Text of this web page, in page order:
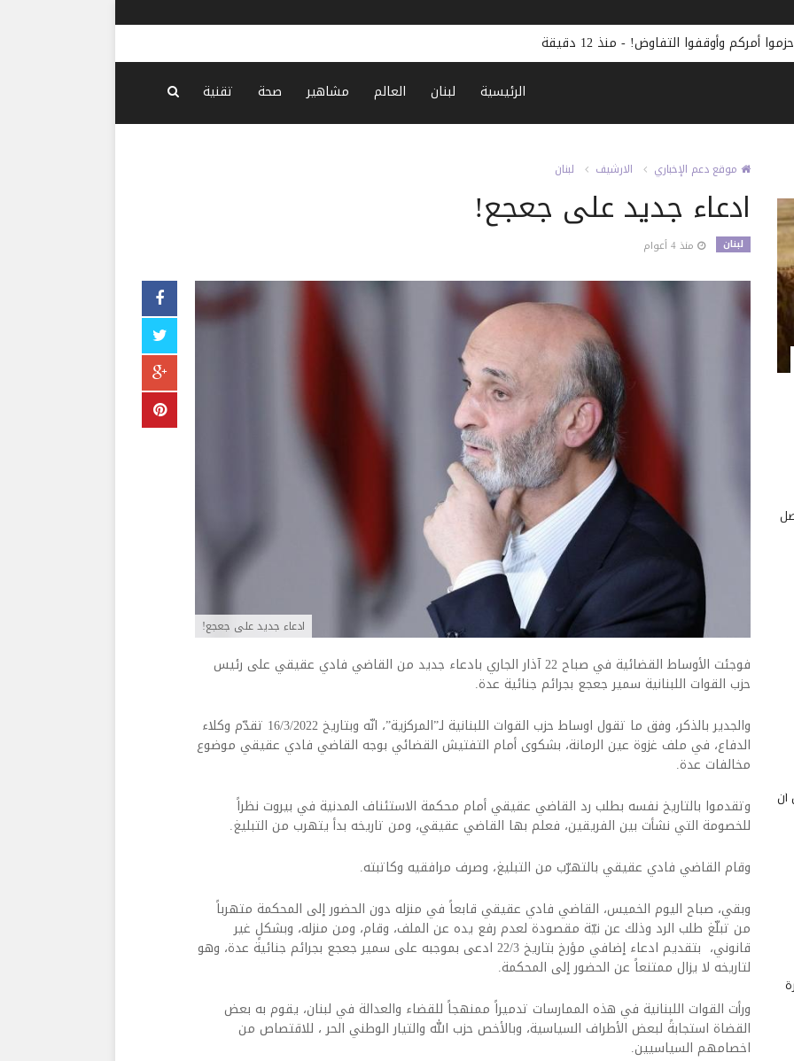
أمركم وأوقفوا التفاوض! - منذ 12 دقيقة
الرئيسية لبنان العالم مشاهير صحة تقنية
موقع دعم الإخباري الارشيف لبنان
ادعاء جديد على جعجع!
لبنان منذ 4 أعوام
ادعاء جديد على جعجع!
فوجئت الأوساط القضائية في صباح 22 آذار الجاري بادعاء جديد من القاضي فادي عقيقي على رئيس
حزب القوات اللبنانية سمير جعجع بجرائم جنائية عدة.
والجدير بالذكر، وفق ما تقول اوساط حزب القوات اللبنانية لـ”المركزية”، انّه وبتاريخ 16/3/2022 تقدّم وكلاء
الدفاع، في ملف غزوة عين الرمانة، بشكوى أمام التفتيش القضائي بوجه القاضي فادي عقيقي موضوع
مخالفات عدة.
وتقدموا بالتاريخ نفسه بطلب رد القاضي عقيقي أمام محكمة الاستئناف المدنية في بيروت نظراً
للخصومة التي نشأت بين الفريقين، فعلم بها القاضي عقيقي، ومن تاريخه بدأ يتهرب من التبليغ.
وقام القاضي فادي عقيقي بالتهرّب من التبليغ، وصرف مرافقيه وكاتبته.
وبقي، صباح اليوم الخميس، القاضي فادي عقيقي قابعاً في منزله دون الحضور إلى المحكمة متهرباً
من تبلّغ طلب الرد وذلك عن نيّة مقصودة لعدم رفع يده عن الملف، وقام، ومن منزله، وبشكلٍ غير
قانوني، بتقديم ادعاء إضافي مؤرخ بتاريخ 22/3 ادعى بموجبه على سمير جعجع بجرائم جنائية عدة، وهو
لتاريخه لا يزال ممتنعاً عن الحضور إلى المحكمة.
ورأت القوات اللبنانية في هذه الممارسات تدميراً ممنهجاً للقضاء والعدالة في لبنان، يقوم به بعض
القضاة استجابةً لبعض الأطراف السياسية، وبالأخص حزب الله والتيار الوطني الحر ، للاقتصاص من
اخصامهم السياسيين.
أن